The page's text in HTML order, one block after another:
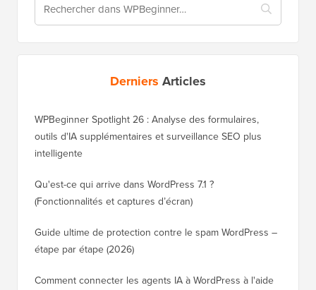
Derniers Articles
WPBeginner Spotlight 26 : Analyse des formulaires,
outils d'IA supplémentaires et surveillance SEO plus
intelligente
Qu'est-ce qui arrive dans WordPress 7.1 ?
(Fonctionnalités et captures d’écran)
Guide ultime de protection contre le spam WordPress –
étape par étape (2026)
Comment connecter les agents IA à WordPress à l'aide